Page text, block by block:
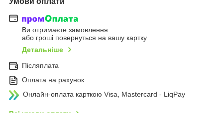
Ви отримаєте замовлення
або гроші повернуться на вашу картку
Детальніше
Післяплата
Оплата на рахунок
Онлайн-оплата карткою Visa, Mastercard - LiqPay